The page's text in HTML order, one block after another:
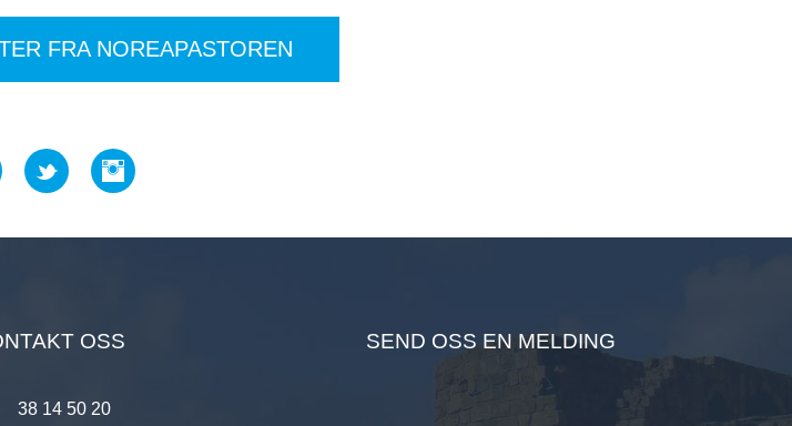
FRA NOREAPASTOREN
OSS
38 14 50 20
SEND OSS EN MELDING